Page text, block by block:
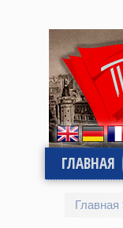
ГЛАВНАЯ
Главная